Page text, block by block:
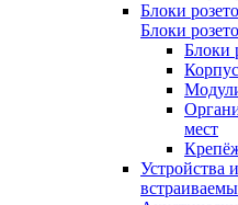
Блоки
Блоки
Блоки
мест
Устройства